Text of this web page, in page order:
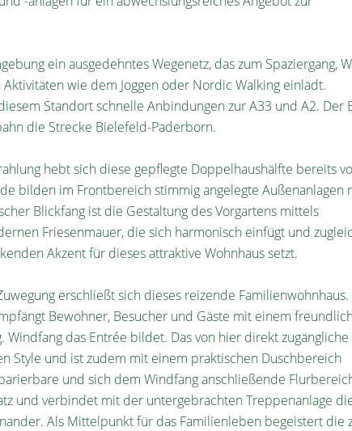
ein ausgedehntes Wegenetz, das zum Spaziergang,
wie dem Joggen oder Nordic Walking einlädt.
Standort schnelle Anbindungen zur A33 und A2. Der
die Strecke Bielefeld-Paderborn.
hebt sich diese gepflegte Doppelhaushälfte bereits
bilden im Frontbereich stimmig angelegte Außenanlagen
Blickfang ist die Gestaltung des Vorgartens mittels
Friesenmauer, die sich harmonisch einfügt und
Akzent für dieses attraktive Wohnhaus setzt.
erschließt sich dieses reizende Familienwohnhaus.
Bewohner, Besucher und Gäste mit einem
Windfang das Entrée bildet. Das von hier direkt zugängliche
Style und ist zudem mit einem praktischen Duschbereich
und sich dem Windfang anschließende
und verbindet mit der untergebrachten Treppenanlage
Als Mittelpunkt für das Familienleben begeistert die